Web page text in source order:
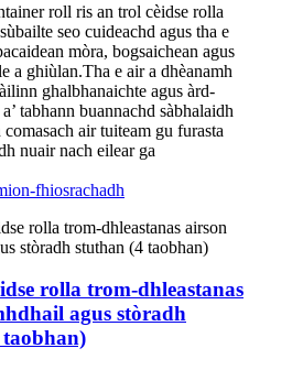
roll ris an trol cèidse rolla
seo cuideachd agus tha e
mòra, bogsaichean agus
a ghiùlan.Tha e air a dhèanamh
ghalbhanaichte agus àrd-
tabhann buannachd sàbhalaidh
air tuiteam gu furasta
nuair nach eilear ga
fhiosrachadh
rolla trom-dhleastanas
agus stòradh